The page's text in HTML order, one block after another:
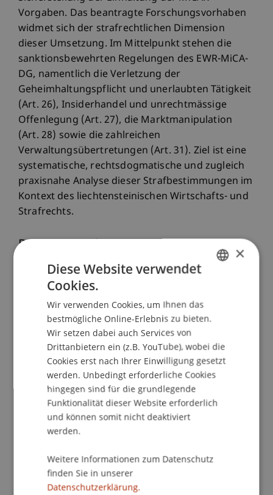
Vorgaben. Das beantragte Forschungsvorhaben
widmet sich der strafrechtlichen Dimension
dieser Umsetzung. Im Mittelpunkt stehen die
sanktionsbewehrten Regelungen des EWR-MiCA-
DG, namentlich die Verletzung der
Geheimhaltungspflicht und unerlaubten Tätigkeit
(Art. 26), Insiderhandel und unrechtmässige
Offenlegung (Art. 27), die Marktmanipulation
(Art. 28) sowie die zahlreichen
Verwaltungsübertretungen (Art. 31). Ziel ist eine
systematische, rechtsdogmatische und zugleich
praxisnahe Analyse dieser Strafbestimmungen im
Kontext des liechtensteinischen Wirtschafts- und
Strafrechts.
Bezug zu Liechtenstein
Das Projekt ist unmittelbar im liechtensteinischen
Rechtskontext verortet. Liechtenstein, das sich
mit dem Token- und VT-Dienstleister-Gesetz
(TVTG) bereits früh als innovationsfreundlicher
Standort im Krypto- und Blockchain-Bereich
positioniert hat, profitiert in besonderem Masse
von der Umsetzung der MiCAR-Regelungen. Die
Anwendung der MiCAR fördert die Rechtsklarheit,
stärkt die Marktintegrität und erhöht die
internationale Anschlussfähigkeit des
liechtensteinischen Finanzplatzes. Durch die
Untersuchung der strafrechtlichen Dimension
einen Beitrag zur Weiterentwicklung der
nationalen Rechtsordnung und stösst eine
breitere gesellschaftliche Debatte über die
×
Diese Website verwendet
Cookies.
Wir verwenden Cookies, um Ihnen das
bestmögliche Online-Erlebnis zu bieten.
Wir setzen dabei auch Services von
Drittanbietern ein (z.B. YouTube), wobei die
Cookies erst nach Ihrer Einwilligung gesetzt
werden. Unbedingt erforderliche Cookies
hingegen sind für die grundlegende
Funktionalität dieser Website erforderlich
und können somit nicht deaktiviert
werden.
Weitere Informationen zum Datenschutz
finden Sie in unserer
Datenschutzerklärung.